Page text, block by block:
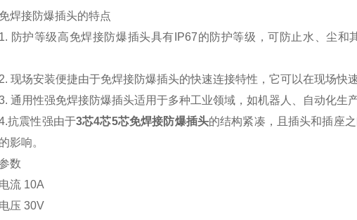
焊接防爆插头的特点
防护等级高免焊接防爆插头具有IP67的防护等级，可防止水、尘
现场安装便捷由于免焊接防爆插头的快速连接特性，它可以在现场快
通用性强免焊接防爆插头适用于多种工业领域，如机器人、自动化生
抗震性强由于3芯4芯5芯免焊接防爆插头的结构紧凑，且插头和插座
影响。
数
流 10A
压 30V